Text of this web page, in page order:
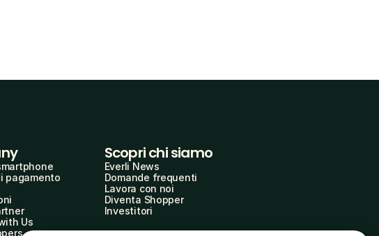
pagamento
Us
Scopri chi siamo
Everli News
Domande frequenti
Lavora con noi
Diventa Shopper
Investitori